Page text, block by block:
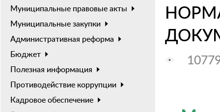
Муниципальные правовые акты
Муниципальные закупки
Административная реформа
Бюджет
Полезная информация
Противодействие коррупции
Кадровое обеспечение